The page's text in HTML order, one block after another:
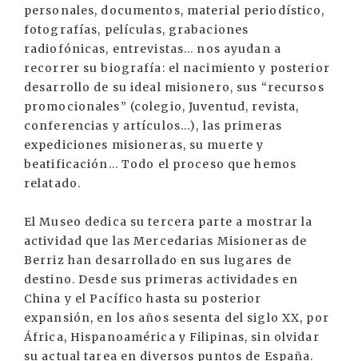
personales, documentos, material periodístico,
fotografías, películas, grabaciones
radiofónicas, entrevistas... nos ayudan a
recorrer su biografía: el nacimiento y posterior
desarrollo de su ideal misionero, sus “recursos
promocionales” (colegio, Juventud, revista,
conferencias y artículos...), las primeras
expediciones misioneras, su muerte y
beatificación... Todo el proceso que hemos
relatado.
El Museo dedica su tercera parte a mostrar la
actividad que las Mercedarias Misioneras de
Berriz han desarrollado en sus lugares de
destino. Desde sus primeras actividades en
China y el Pacífico hasta su posterior
expansión, en los años sesenta del siglo XX, por
África, Hispanoamérica y Filipinas, sin olvidar
su actual tarea en diversos puntos de España.